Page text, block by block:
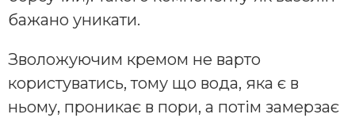
бажано уникати.
Зволожуючим кремом не варто
користуватись, тому що вода, яка є в
ньому, проникає в пори, а потім замерзає